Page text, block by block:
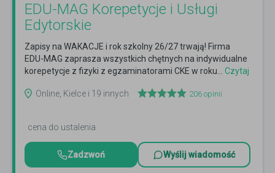
EDU-MAG Korepetycje i Usługi
Edytorskie
Zapisy na WAKACJE i rok szkolny 26/27 trwają! Firma
EDU-MAG zaprasza wszystkich chętnych na indywidualne
korepetycje z fizyki z egzaminatorami CKE w roku...
Czytaj
Online, Kielce i 19 innych
206 opinii
cena do ustalenia
Zadzwoń Wyślij wiadomość